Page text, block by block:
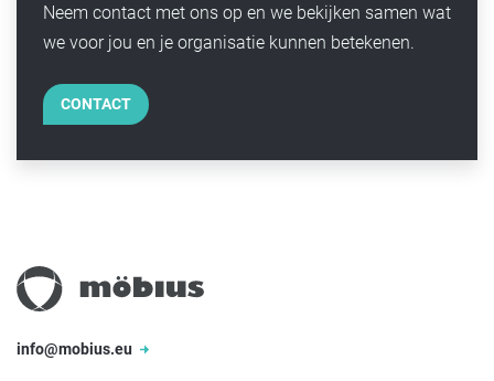
Neem contact met ons op en we bekijken samen wat
we voor jou en je organisatie kunnen betekenen.
CONTACT
info@mobius.eu